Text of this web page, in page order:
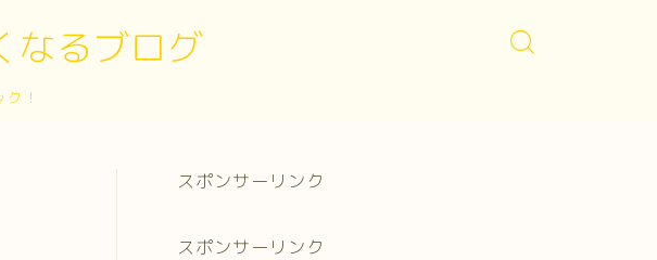
なるブログ
！
スポンサーリンク
スポンサーリンク